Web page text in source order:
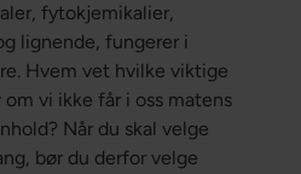
fytokjemikalier,
lignende, fungerer i
Hvem vet hvilke viktige
vi ikke får i oss matens
Når du skal velge
bør du derfor velge